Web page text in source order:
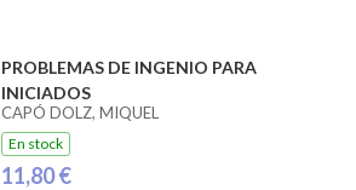
PROBLEMAS DE INGENIO PARA
INICIADOS
CAPÓ DOLZ, MIQUEL
En stock
11,80 €